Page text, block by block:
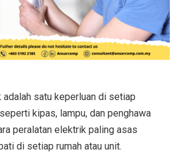
satu keperluan di setiap
kipas, lampu, dan penghawa
peralatan elektrik paling asas
di setiap rumah atau unit.